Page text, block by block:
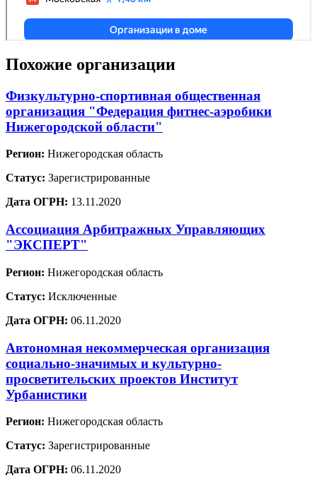
Похожие организации
Физкультурно-спортивная общественная
организация "Федерация фитнес-аэробики
Нижегородской области"
Регион: Нижегородская область
Статус: Зарегистрированные
Дата ОГРН: 13.11.2020
Ассоциация Арбитражных Управляющих
"ЭКСПЕРТ"
Регион: Нижегородская область
Статус: Исключенные
Дата ОГРН: 06.11.2020
Автономная некоммерческая организация
социально-значимых и культурно-
просветительских проектов Институт
Урбанистики
Регион: Нижегородская область
Статус: Зарегистрированные
Дата ОГРН: 06.11.2020